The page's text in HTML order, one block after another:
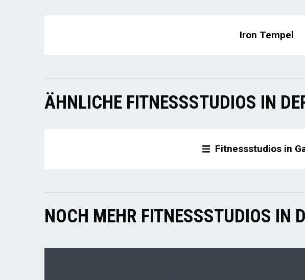
Iron Tempel
ÄHNLICHE FITNESSSTUDIOS IN
Fitnessstudios in
NOCH MEHR FITNESSSTUDIOS IN